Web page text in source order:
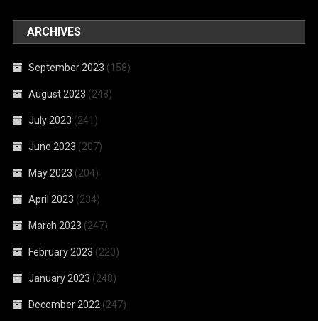
ARCHIVES
September 2023 (158)
August 2023 (248)
July 2023 (241)
June 2023 (207)
May 2023 (204)
April 2023 (234)
March 2023 (247)
February 2023 (220)
January 2023 (248)
December 2022 (247)